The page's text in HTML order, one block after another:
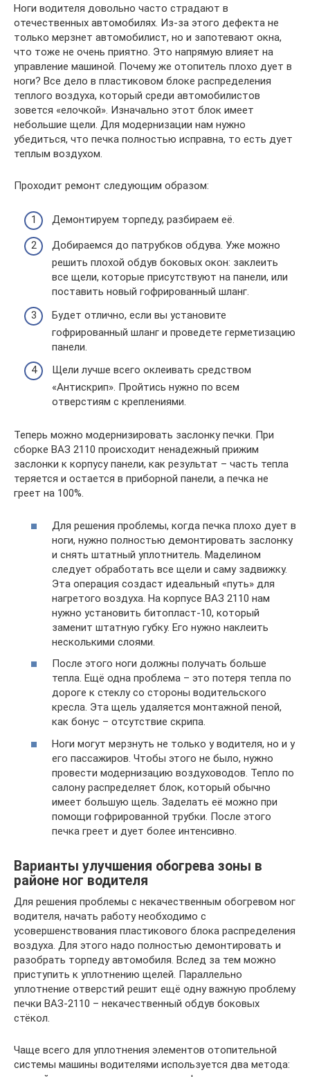
Ноги водителя довольно часто страдают в
отечественных автомобилях. Из-за этого дефекта не
только мерзнет автомобилист, но и запотевают окна,
что тоже не очень приятно. Это напрямую влияет на
управление машиной. Почему же отопитель плохо дует в
ноги? Все дело в пластиковом блоке распределения
теплого воздуха, который среди автомобилистов
зовется «елочкой». Изначально этот блок имеет
небольшие щели. Для модернизации нам нужно
убедиться, что печка полностью исправна, то есть дует
теплым воздухом.
Проходит ремонт следующим образом:
Демонтируем торпеду, разбираем её.
Добираемся до патрубков обдува. Уже можно
решить плохой обдув боковых окон: заклеить
все щели, которые присутствуют на панели, или
поставить новый гофрированный шланг.
Будет отлично, если вы установите
гофрированный шланг и проведете герметизацию
панели.
Щели лучше всего оклеивать средством
«Антискрип». Пройтись нужно по всем
отверстиям с креплениями.
Теперь можно модернизировать заслонку печки. При
сборке ВАЗ 2110 происходит ненадежный прижим
заслонки к корпусу панели, как результат – часть тепла
теряется и остается в приборной панели, а печка не
греет на 100%.
Для решения проблемы, когда печка плохо дует в
ноги, нужно полностью демонтировать заслонку
и снять штатный уплотнитель. Маделином
следует обработать все щели и саму задвижку.
Эта операция создаст идеальный «путь» для
нагретого воздуха. На корпусе ВАЗ 2110 нам
нужно установить битопласт-10, который
заменит штатную губку. Его нужно наклеить
несколькими слоями.
После этого ноги должны получать больше
тепла. Ещё одна проблема – это потеря тепла по
дороге к стеклу со стороны водительского
кресла. Эта щель удаляется монтажной пеной,
как бонус – отсутствие скрипа.
Ноги могут мерзнуть не только у водителя, но и у
его пассажиров. Чтобы этого не было, нужно
провести модернизацию воздуховодов. Тепло по
салону распределяет блок, который обычно
имеет большую щель. Заделать её можно при
помощи гофрированной трубки. После этого
печка греет и дует более интенсивно.
Варианты улучшения обогрева зоны в
районе ног водителя
Для решения проблемы с некачественным обогревом ног
водителя, начать работу необходимо с
усовершенствования пластикового блока распределения
воздуха. Для этого надо полностью демонтировать и
разобрать торпеду автомобиля. Вслед за тем можно
приступить к уплотнению щелей. Параллельно
уплотнение отверстий решит ещё одну важную проблему
печки ВАЗ-2110 – некачественный обдув боковых
стёкол.
Чаще всего для уплотнения элементов отопительной
системы машины водителями используется два метода: